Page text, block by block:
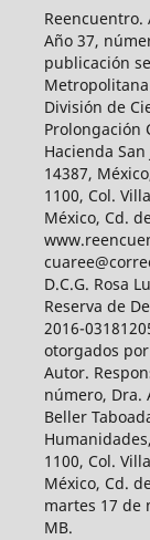
Reencuentro.
Año 37,
publicación
División de
Prolongación
Hacienda
14387,
1100, Col.
México, Cd.
D.C.G. Rosa
Reserva de
2016-
otorgados
Autor.
número, Dra.
Beller
1100, Col.
México, Cd.
martes 17 de
MB.